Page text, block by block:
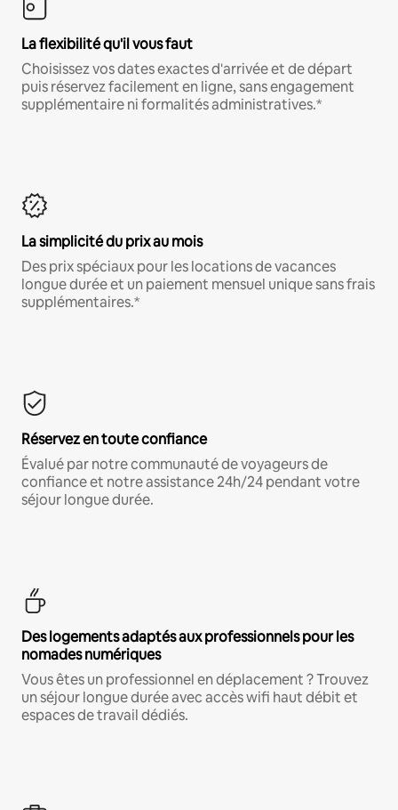
La flexibilité qu'il vous faut
Choisissez vos dates exactes d'arrivée et de départ
puis réservez facilement en ligne, sans engagement
supplémentaire ni formalités administratives.*
La simplicité du prix au mois
Des prix spéciaux pour les locations de vacances
longue durée et un paiement mensuel unique sans frais
supplémentaires.*
Réservez en toute confiance
Évalué par notre communauté de voyageurs de
confiance et notre assistance 24h/24 pendant votre
séjour longue durée.
Des logements adaptés aux professionnels pour les
nomades numériques
Vous êtes un professionnel en déplacement ? Trouvez
un séjour longue durée avec accès wifi haut débit et
espaces de travail dédiés.